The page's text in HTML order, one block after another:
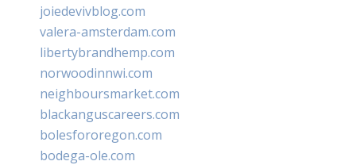
joiedevivblog.com
valera-amsterdam.com
libertybrandhemp.com
norwoodinnwi.com
neighboursmarket.com
blackanguscareers.com
bolesfororegon.com
bodega-ole.com